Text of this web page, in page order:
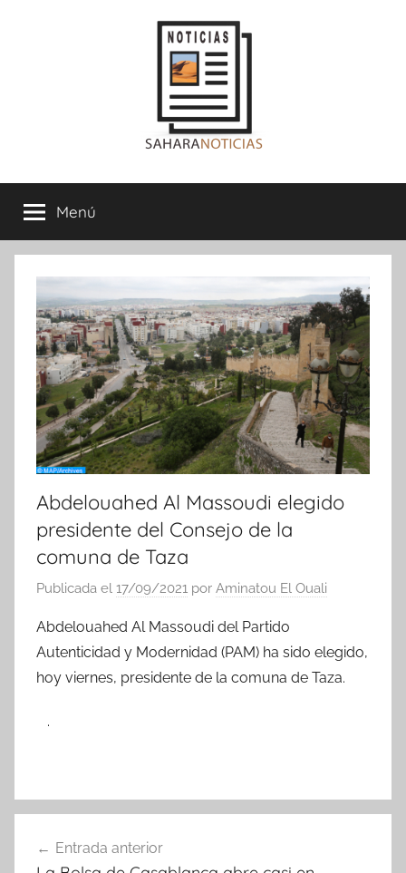
Sahara
Noticias
Menú
Abdelouahed Al Massoudi elegido
presidente del Consejo de la
comuna de Taza
Publicada el 17/09/2021 por Aminatou El Ouali
Abdelouahed Al Massoudi del Partido
Autenticidad y Modernidad (PAM) ha sido elegido,
hoy viernes, presidente de la comuna de Taza.
.
de
Entrada anterior